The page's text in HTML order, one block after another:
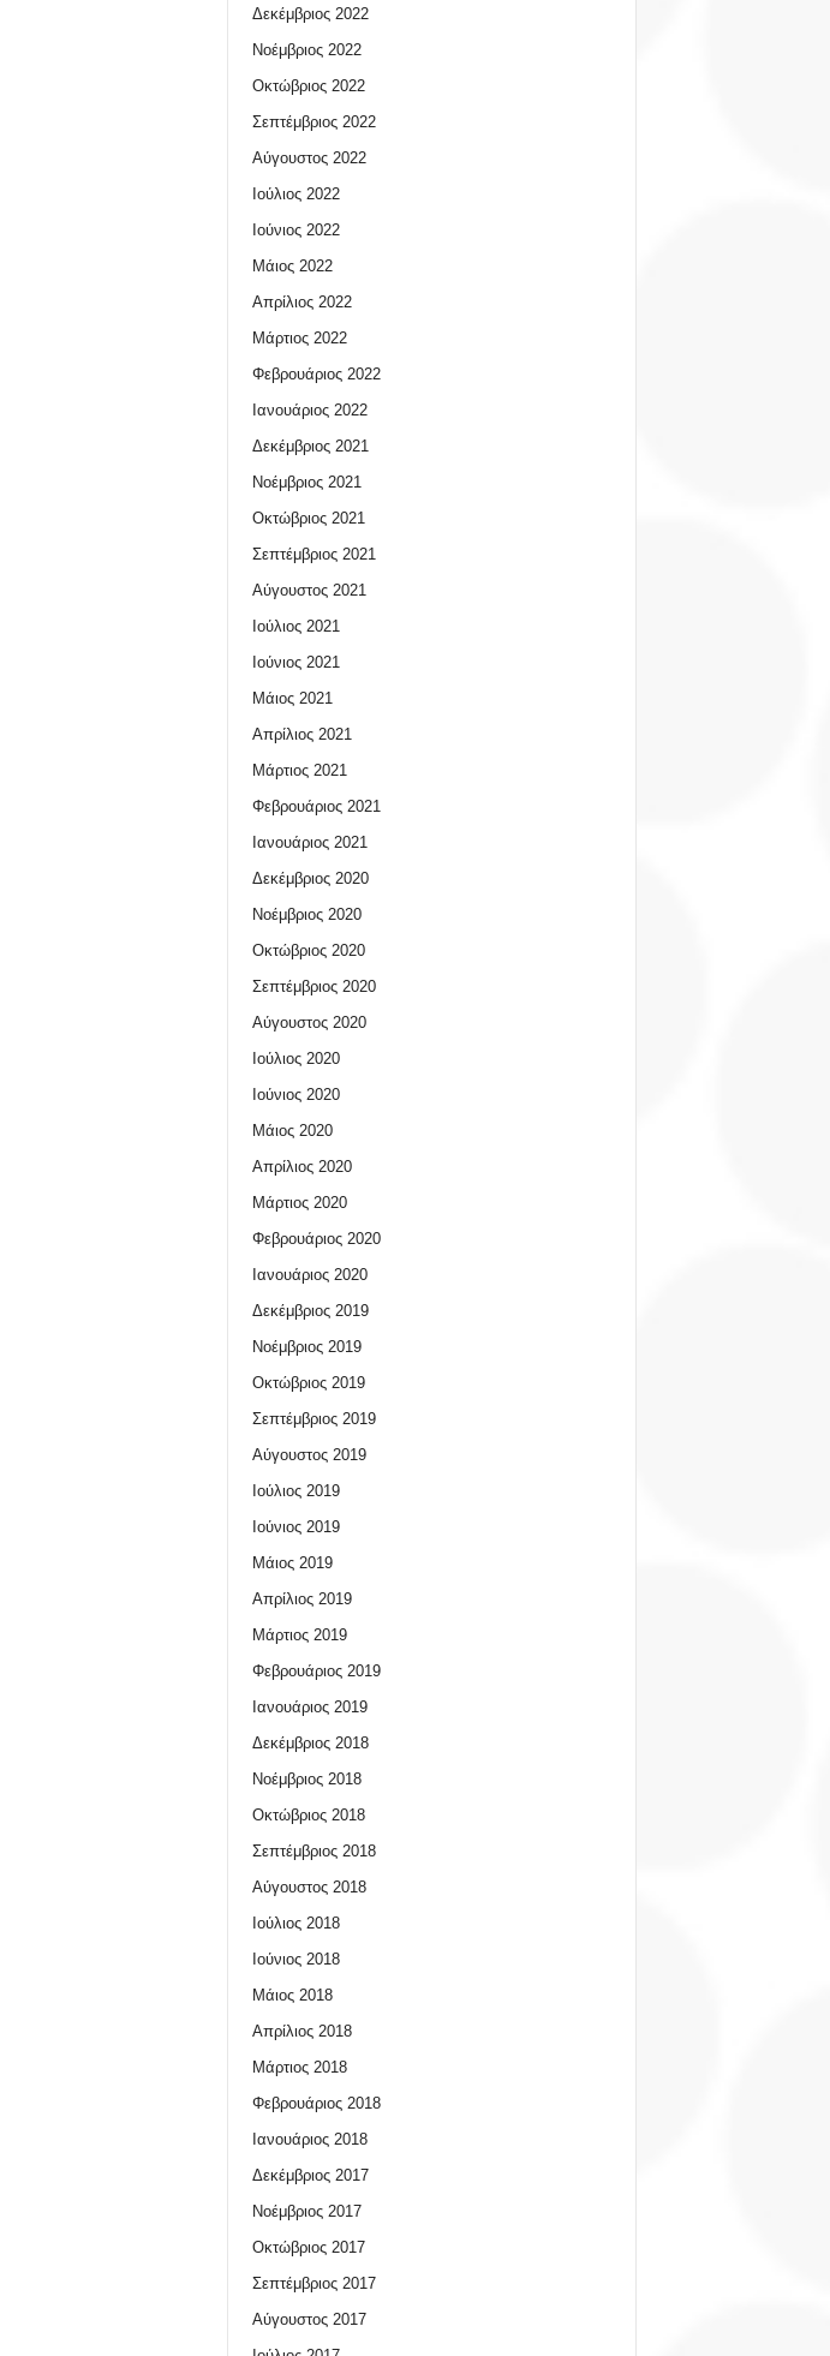
Δεκέμβριος 2022
Νοέμβριος 2022
Οκτώβριος 2022
Σεπτέμβριος 2022
Αύγουστος 2022
Ιούλιος 2022
Ιούνιος 2022
Μάιος 2022
Απρίλιος 2022
Μάρτιος 2022
Φεβρουάριος 2022
Ιανουάριος 2022
Δεκέμβριος 2021
Νοέμβριος 2021
Οκτώβριος 2021
Σεπτέμβριος 2021
Αύγουστος 2021
Ιούλιος 2021
Ιούνιος 2021
Μάιος 2021
Απρίλιος 2021
Μάρτιος 2021
Φεβρουάριος 2021
Ιανουάριος 2021
Δεκέμβριος 2020
Νοέμβριος 2020
Οκτώβριος 2020
Σεπτέμβριος 2020
Αύγουστος 2020
Ιούλιος 2020
Ιούνιος 2020
Μάιος 2020
Απρίλιος 2020
Μάρτιος 2020
Φεβρουάριος 2020
Ιανουάριος 2020
Δεκέμβριος 2019
Νοέμβριος 2019
Οκτώβριος 2019
Σεπτέμβριος 2019
Αύγουστος 2019
Ιούλιος 2019
Ιούνιος 2019
Μάιος 2019
Απρίλιος 2019
Μάρτιος 2019
Φεβρουάριος 2019
Ιανουάριος 2019
Δεκέμβριος 2018
Νοέμβριος 2018
Οκτώβριος 2018
Σεπτέμβριος 2018
Αύγουστος 2018
Ιούλιος 2018
Ιούνιος 2018
Μάιος 2018
Απρίλιος 2018
Μάρτιος 2018
Φεβρουάριος 2018
Ιανουάριος 2018
Δεκέμβριος 2017
Νοέμβριος 2017
Οκτώβριος 2017
Σεπτέμβριος 2017
Αύγουστος 2017